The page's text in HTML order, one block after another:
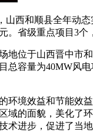
西和顺县全年动态
。省级重点项目3
位于山西晋中市
总容量为40MW风
境效益和节能效
域的面貌，美化了
术进步，促进了当